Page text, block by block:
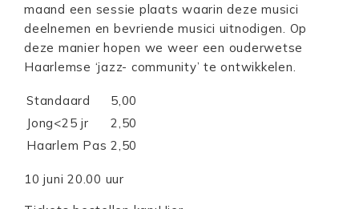
maand een sessie plaats waarin deze musici
deelnemen en bevriende musici uitnodigen. Op
deze manier hopen we weer een ouderwetse
Haarlemse ‘jazz- community’ te ontwikkelen.
Standaard
5,00
Jong<25 jr
2,50
Haarlem Pas 2,50
10 juni 20.00 uur